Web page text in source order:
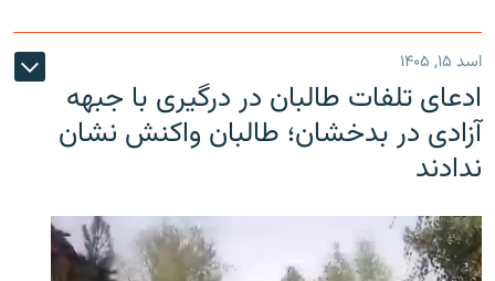
اسد ۱۵, ۱۴۰۵
ادعای تلفات طالبان در درگیری با جبهه
آزادی در بدخشان؛ طالبان واکنش نشان
ندادند